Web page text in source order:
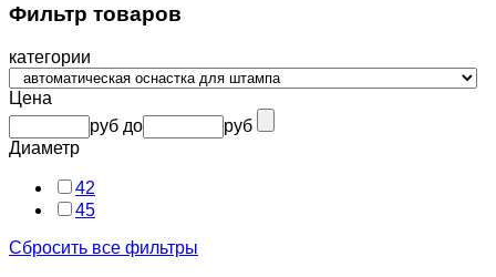
Фильтр товаров
категории
Цена
руб до
руб
Диаметр
42
45
Сбросить все фильтры